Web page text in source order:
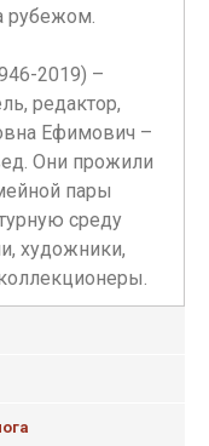
рубежом.
2019) –
редактор,
Ефимович –
Они прожили
пары
среду
художники,